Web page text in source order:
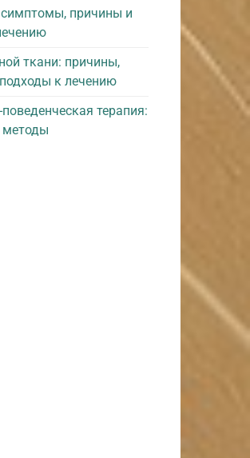
причины и
ткани: причины,
к лечению
терапия:
методы